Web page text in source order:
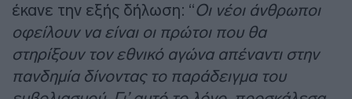
έκανε την εξής δήλωση: “Οι νέοι άνθρωποι
οφείλουν να είναι οι πρώτοι που θα
στηρίξουν τον εθνικό αγώνα απέναντι στην
πανδημία δίνοντας το παράδειγμα του